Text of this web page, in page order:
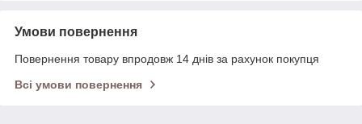
Умови повернення
Повернення товару впродовж 14 днів за рахунок покупця
Всі умови повернення